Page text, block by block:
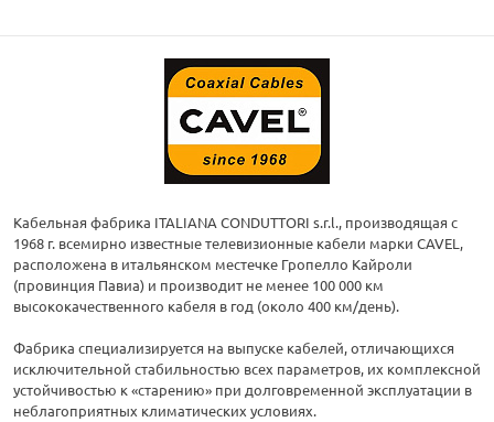
Кабельная фабрика ITALIANA CONDUTTORI s.r.l., производящая с
1968 г. всемирно известные телевизионные кабели марки CAVEL,
расположена в итальянском местечке Гропелло Кайроли
(провинция Павиа) и производит не менее 100 000 км
высококачественного кабеля в год (около 400 км/день).
Фабрика специализируется на выпуске кабелей, отличающихся
исключительной стабильностью всех параметров, их комплексной
устойчивостью к «старению» при долговременной эксплуатации в
неблагоприятных климатических условиях.